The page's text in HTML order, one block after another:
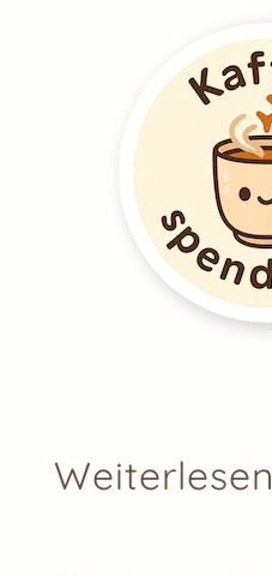
Weiterlesen